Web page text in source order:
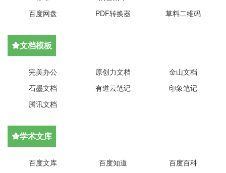
百度网盘
PDF转换器 草料二维码
文档模板
完美办公 原创力文档
金山文档
石墨文档
有道云笔记
印象笔记
腾讯文档
学术文库
百度文库 百度知道
百度百科